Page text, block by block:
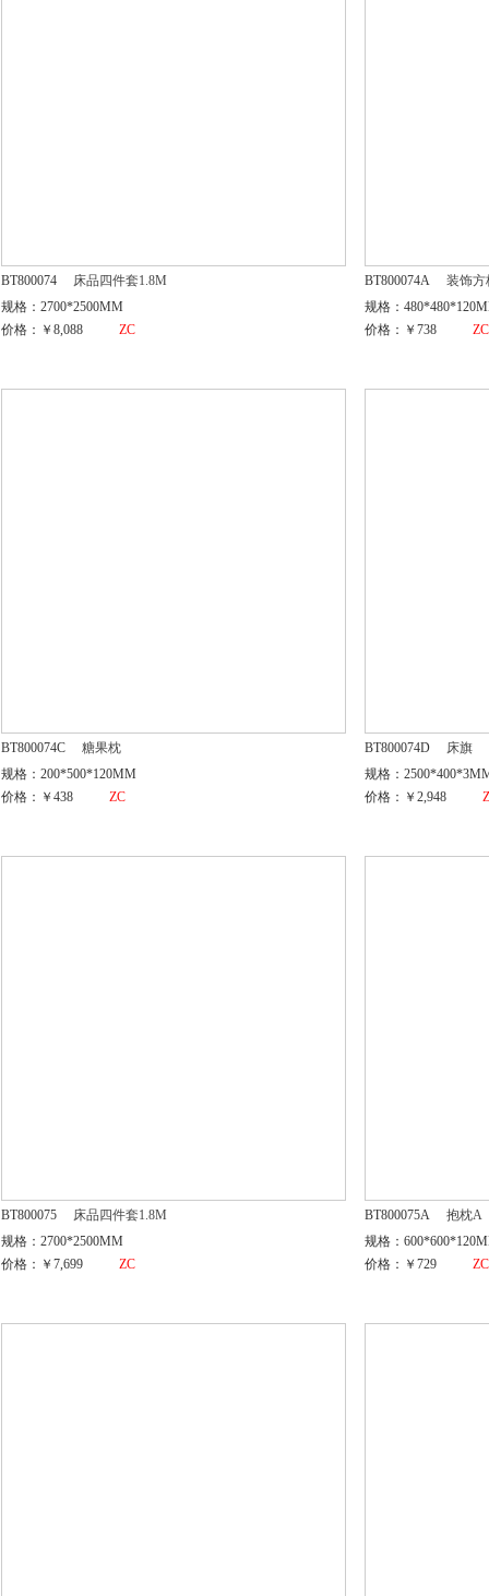
BT800074
床品四件套1.8M
规格：2700*2500MM
价格：￥8,088
ZC
BT800074A
装饰方
规格：
价格：￥738
ZC
BT800074C
糖果枕
规格：200*500*120MM
价格：￥438
ZC
BT800074D
床旗
规格：
价格：￥2,948
BT800075
床品四件套1.8M
规格：2700*2500MM
价格：￥7,699
ZC
BT800075A
抱枕A
规格：
价格：￥729
ZC